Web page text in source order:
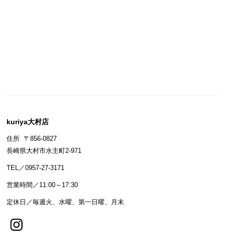
kuriya大村店
住所 〒856-0827
長崎県大村市水主町2-971
TEL／0957-27-3171
営業時間／11:00～17:30
定休日／毎週火、水曜、第一日曜、月末